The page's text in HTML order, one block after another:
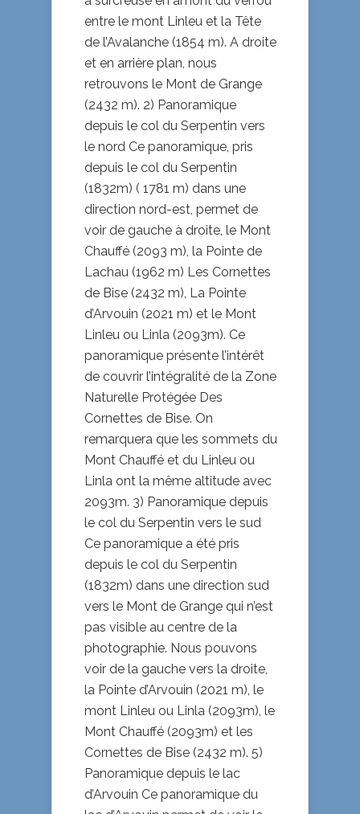
entre le mont Linleu et la Tête
de l’Avalanche (1854 m). A droite
et en arrière plan, nous
retrouvons le Mont de Grange
(2432 m). 2) Panoramique
depuis le col du Serpentin vers
le nord Ce panoramique, pris
depuis le col du Serpentin
(1832m) ( 1781 m) dans une
direction nord-est, permet de
voir de gauche à droite, le Mont
Chauffé (2093 m), la Pointe de
Lachau (1962 m) Les Cornettes
de Bise (2432 m), La Pointe
d’Arvouin (2021 m) et le Mont
Linleu ou Linla (2093m). Ce
panoramique présente l’intérêt
de couvrir l’intégralité de la Zone
Naturelle Protégée Des
Cornettes de Bise. On
remarquera que les sommets du
Mont Chauffé et du Linleu ou
Linla ont la même altitude avec
2093m. 3) Panoramique depuis
le col du Serpentin vers le sud
Ce panoramique a été pris
depuis le col du Serpentin
(1832m) dans une direction sud
vers le Mont de Grange qui n’est
pas visible au centre de la
photographie. Nous pouvons
voir de la gauche vers la droite,
la Pointe d’Arvouin (2021 m), le
mont Linleu ou Linla (2093m), le
Mont Chauffé (2093m) et les
Cornettes de Bise (2432 m). 5)
Panoramique depuis le lac
d’Arvouin Ce panoramique du